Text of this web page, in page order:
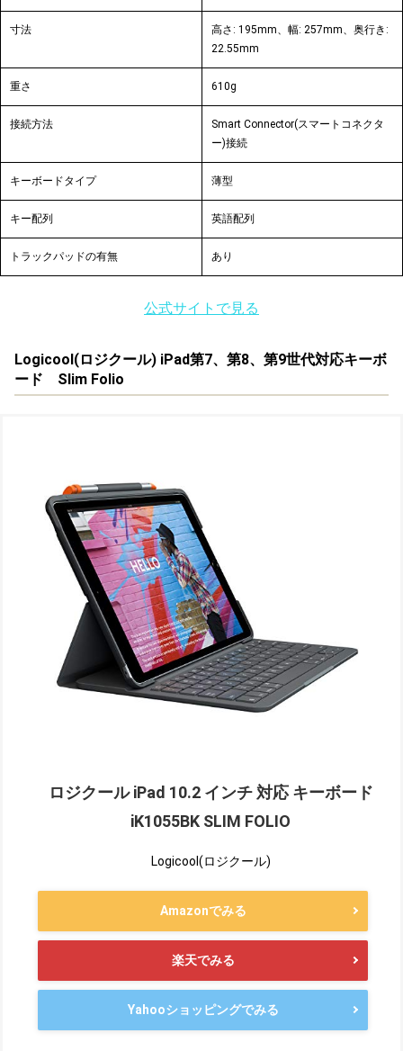
寸法
高さ: 195mm、幅: 257mm、奥行き:
22.55mm
重さ 610g
接続方法
Smart Connector(スマートコネクタ
ー)接続
キーボードタイプ 薄型
キー配列 英語配列
トラックパッドの有無 あり
公式サイトで見る
Logicool(ロジクール) iPad第7、第8、第9世代対応キーボ
ード Slim Folio
ロジクール iPad 10.2 インチ 対応 キーボード
iK1055BK SLIM FOLIO
Logicool(ロジクール)
Amazonでみる
楽天でみる
Yahooショッピングでみる